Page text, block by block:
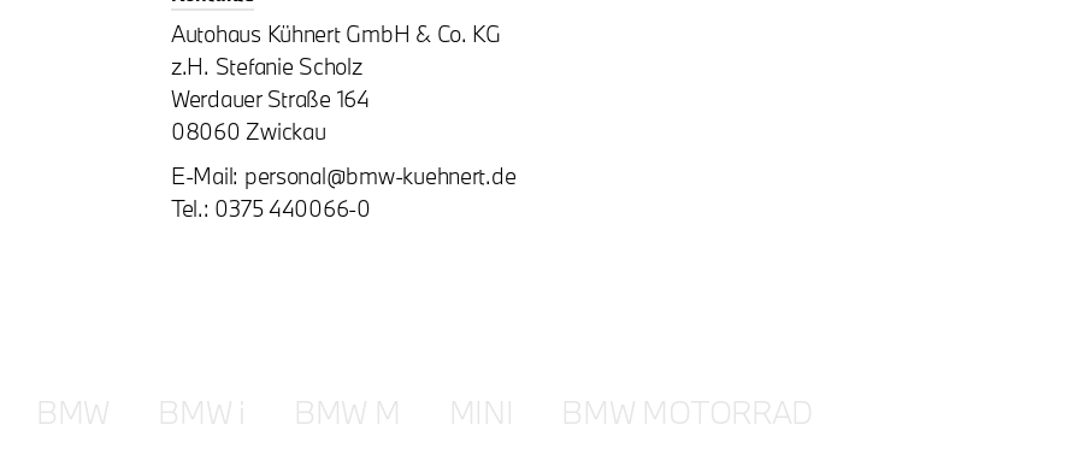
Autohaus Kühnert GmbH & Co. KG
z.H. Stefanie Scholz
Werdauer Straße 164
08060 Zwickau
E-Mail: personal@bmw-kuehnert.de
Tel.: 0375 440066-0
BMW BMW i BMW M MINI BMW MOTORRAD